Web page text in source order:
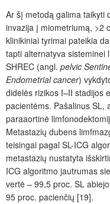
Ar šį metodą galima taikyti
invazija į miometriumą, >2
klinikiniai tyrimai pateikia
tapti alternatyva sisteminei
SHREC (angl. pelvic
Endometrial cancer)
didelės rizikos I–II stadijos
pacientėms. Pašalinus SL,
paraaortinė
Metastazių dubens
teisingai pagal SL-ICG
metastazių nustatyta
ICG algoritmo jautrumas
vertė – 99,5 proc. SL
95 proc. pacienčių [19].